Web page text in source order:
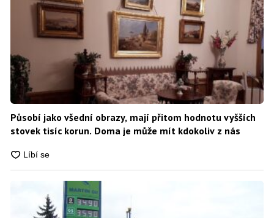
Působí jako všední obrazy, mají přitom hodnotu vyšších
stovek tisíc korun. Doma je může mít kdokoliv z nás